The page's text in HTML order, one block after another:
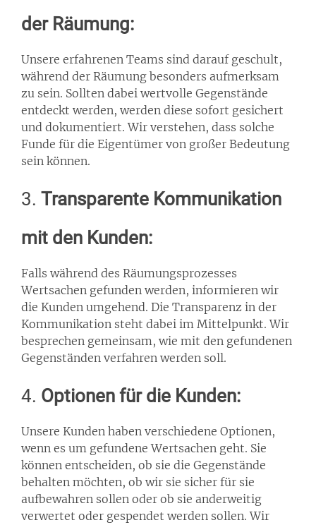
der Räumung:
Unsere erfahrenen Teams sind darauf geschult,
während der Räumung besonders aufmerksam
zu sein. Sollten dabei wertvolle Gegenstände
entdeckt werden, werden diese sofort gesichert
und dokumentiert. Wir verstehen, dass solche
Funde für die Eigentümer von großer Bedeutung
sein können.
3. Transparente Kommunikation
mit den Kunden:
Falls während des Räumungsprozesses
Wertsachen gefunden werden, informieren wir
die Kunden umgehend. Die Transparenz in der
Kommunikation steht dabei im Mittelpunkt. Wir
besprechen gemeinsam, wie mit den gefundenen
Gegenständen verfahren werden soll.
4. Optionen für die Kunden:
Unsere Kunden haben verschiedene Optionen,
wenn es um gefundene Wertsachen geht. Sie
können entscheiden, ob sie die Gegenstände
behalten möchten, ob wir sie sicher für sie
aufbewahren sollen oder ob sie anderweitig
verwertet oder gespendet werden sollen. Wir